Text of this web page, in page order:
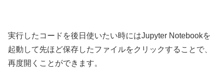
実行したコードを後日使いたい時にはJupyter Notebookを
起動して先ほど保存したファイルをクリックすることで、
再度開くことができます。